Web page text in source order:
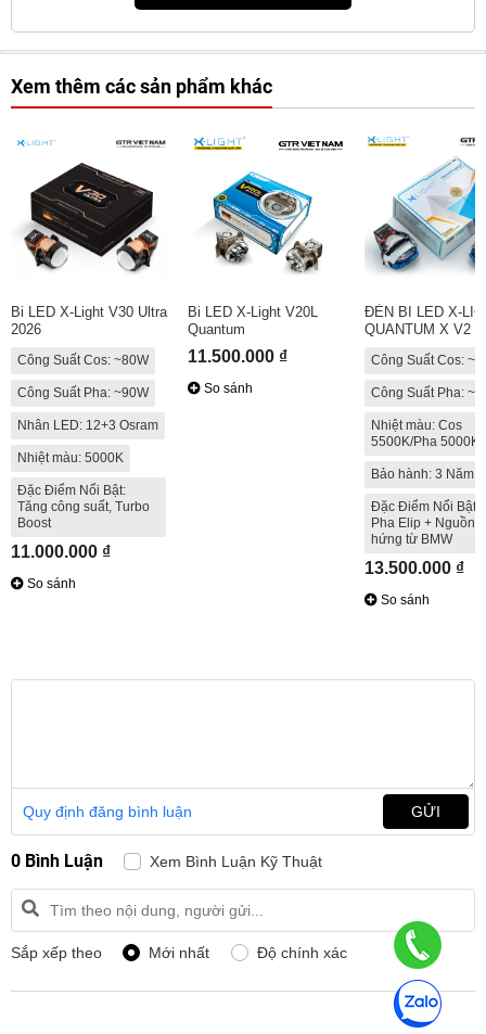
Xem thêm các sản phẩm khác
Bi LED X-Light V30 Ultra
2026
Công Suất Cos: ~80W
Công Suất Pha: ~90W
Nhân LED: 12+3 Osram
Nhiệt màu: 5000K
Đặc Điểm Nổi Bật:
Tăng công suất, Turbo
Boost
11.000.000 ₫
So sánh
Bi LED X-Light V20L
Quantum
11.500.000 ₫
So sánh
ĐÈN BI LED X-
QUANTUM X V2
Công Suất Cos:
Công Suất Pha:
Nhiệt màu: Cos
5500K/Pha 5000K
Bảo hành: 3 Năm
Đặc Điểm Nổi Bật:
Pha Elip + Nguồn
hứng từ BMW
13.500.000 ₫
So sánh
Quy định đăng bình luận GỬI
0 Bình Luận Xem Bình Luận Kỹ Thuật
Sắp xếp theo Mới nhất Độ chính xác